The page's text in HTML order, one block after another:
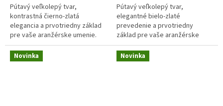
Pútavý veľkolepý tvar,
kontrastná čierno-zlatá
elegancia a prvotriedny základ
pre vaše aranžérske umenie.
Luxusná miska na aranžovanie v
tvare slzy vo veľkosti XL
predstavuje...
Pútavý veľkolepý tvar,
elegantné bielo-zlaté
prevedenie a prvotriedny
základ pre vaše aranžérske
umenie. Luxusná miska na
aranžovanie v tvare slzy vo
veľkosti XL je ideálnou...
Novinka Novinka